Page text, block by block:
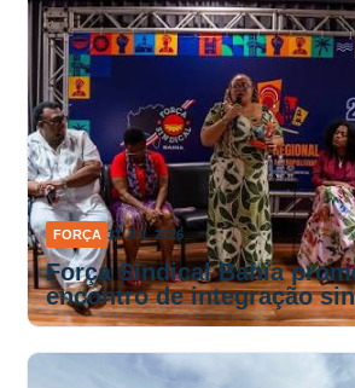
FORÇA 31 JUL 2026
Força Sindical Bahia
encontro de integração